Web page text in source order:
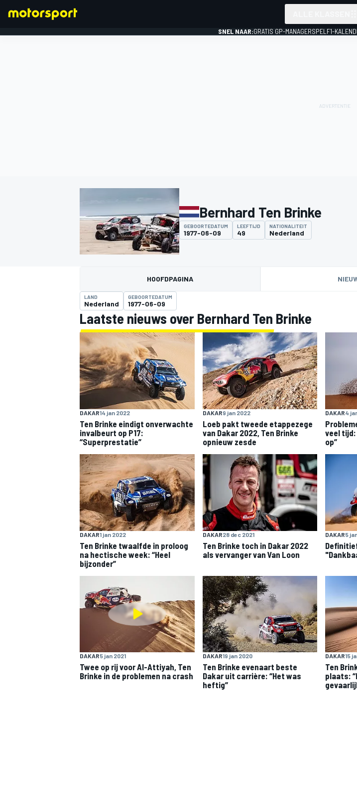
MOTOGP
INDYCAR
DTM
SNEL NAAR:GRATIS GP-MANAGERSPEL F1-
Bernhard Ten Brinke
GEBOORTEDATUM
1977-06-09
LEEFTIJD
49
NATIONALITEIT
Nederland
HOOFDPAGINA
LAND
Nederland
GEBOORTEDATUM
1977-06-09
Laatste nieuws over Bernhard Ten Brinke
DAKAR14 jan 2022
Ten Brinke eindigt onverwachte
invalbeurt op P17:
“Superprestatie”
DAKAR9 jan 2022
Loeb pakt tweede etappezege
van Dakar 2022, Ten Brinke
opnieuw zesde
DAKAR4
veel tijd:
op”
DAKAR1 jan 2022
Ten Brinke twaalfde in proloog
na hectische week: “Heel
bijzonder”
DAKAR28 dec 2021
Ten Brinke toch in Dakar 2022
als vervanger van Van Loon
DAKAR5
DAKAR5 jan 2021
Twee op rij voor Al-Attiyah, Ten
Brinke in de problemen na crash
DAKAR19 jan 2020
Ten Brinke evenaart beste
Dakar uit carrière: “Het was
heftig”
DAKAR15
Ten
plaats: